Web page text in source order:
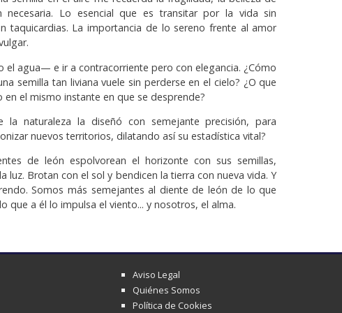
necesaria. Lo esencial que es transitar por la vida sin
taquicardias. La importancia de lo sereno frente al amor
el agua— e ir a contracorriente pero con elegancia. ¿Cómo
semilla tan liviana vuele sin perderse en el cielo? ¿O que
en el mismo instante en que se desprende?
la naturaleza la diseñó con semejante precisión, para
nuevos territorios, dilatando así su estadística vital?
de león espolvorean el horizonte con sus semillas,
luz. Brotan con el sol y bendicen la tierra con nueva vida. Y
Somos más semejantes al diente de león de lo que
que a él lo impulsa el viento... y nosotros, el alma.
Aviso Legal
Quiénes Somos
Política de Cookies